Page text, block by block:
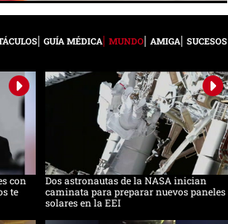
GUÍA MÉDICA MUNDO AMIGA SUCESOS
con
te
Dos astronautas de la NASA inician
caminata para preparar nuevos paneles
solares en la EEI